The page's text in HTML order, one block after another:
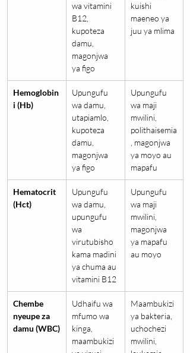
wa vitamini
B12,
kupoteza
damu,
magonjwa
ya figo
kuishi
maeneo ya
juu ya mlima
Hemoglobin
i (Hb)
Upungufu
wa damu,
utapiamlo,
kupoteza
damu,
magonjwa
ya figo
Upungufu
wa maji
mwilini,
polithaisemia
, magonjwa
ya moyo au
mapafu
Hematocrit
(Hct)
Upungufu
wa damu,
upungufu
wa
virutubisho
kama madini
ya chuma au
vitamini B12
Upungufu
wa maji
mwilini,
magonjwa
ya mapafu
au moyo
Chembe
nyeupe za
damu (WBC)
Udhaifu wa
mfumo wa
kinga,
maambukizi
Maambukizi
ya bakteria,
uchochezi
mwilini,